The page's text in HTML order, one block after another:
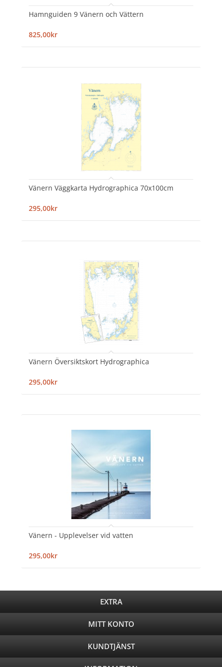
Hamnguiden 9 Vänern och Vättern
825,00kr
Vänern Väggkarta Hydrographica 70x100cm
295,00kr
Vänern Översiktskort Hydrographica
295,00kr
Vänern - Upplevelser vid vatten
295,00kr
EXTRA
MITT KONTO
KUNDTJÄNST